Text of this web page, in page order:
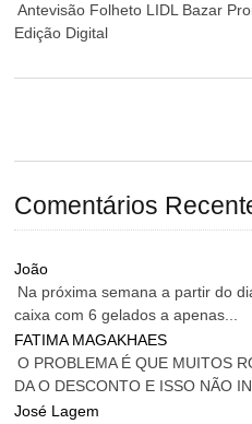
Antevisão Folheto LIDL Bazar
Edição Digital
Comentários
João
Na próxima semana a partir do
caixa com 6 gelados a apenas...
FATIMA MAGAKHAES
O PROBLEMA É QUE MUITOS
DA O DESCONTO E ISSO NÃO
José Lagem